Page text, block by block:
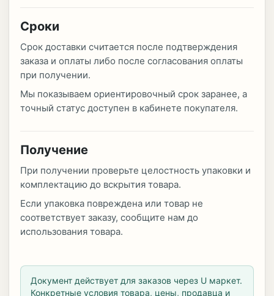
Сроки
Срок доставки считается после подтверждения
заказа и оплаты либо после согласования оплаты
при получении.
Мы показываем ориентировочный срок заранее, а
точный статус доступен в кабинете покупателя.
Получение
При получении проверьте целостность упаковки и
комплектацию до вскрытия товара.
Если упаковка повреждена или товар не
соответствует заказу, сообщите нам до
использования товара.
Документ действует для заказов через U маркет.
Конкретные условия товара, цены, продавца и